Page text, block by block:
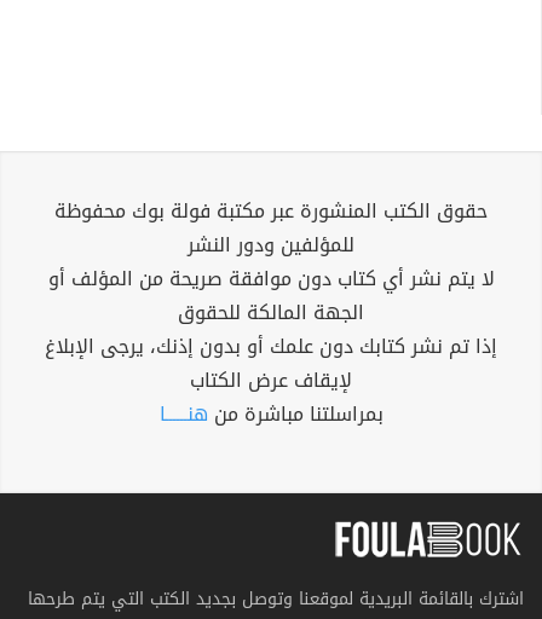
حقوق الكتب المنشورة عبر مكتبة فولة بوك محفوظة
للمؤلفين ودور النشر
لا يتم نشر أي كتاب دون موافقة صريحة من المؤلف أو
الجهة المالكة للحقوق
إذا تم نشر كتابك دون علمك أو بدون إذنك، يرجى الإبلاغ
لإيقاف عرض الكتاب
بمراسلتنا مباشرة من هنــــــا
اشترك بالقائمة البريدية لموقعنا وتوصل بجديد الكتب التي يتم طرحها